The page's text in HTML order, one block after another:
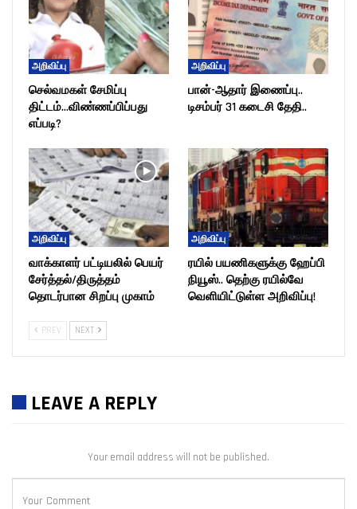
அறிவிப்பு
செல்வமகள் சேமிப்பு
திட்டம்…விண்ணப்பிப்பது
எப்படி?
அறிவிப்பு
பான்-ஆதார் இணைப்பு..
டிசம்பர் 31 கடைசி தேதி..
அறிவிப்பு
வாக்காளர் பட்டியலில் பெயர்
சேர்த்தல்/திருத்தம்
தொடர்பான சிறப்பு முகாம்
அறிவிப்பு
ரயில் பயணிகளுக்கு ஹேப்பி
நியூஸ்.. தெற்கு ரயில்வே
வெளியிட்டுள்ள அறிவிப்பு!
PREV NEXT
LEAVE A REPLY
Your email address will not be published.